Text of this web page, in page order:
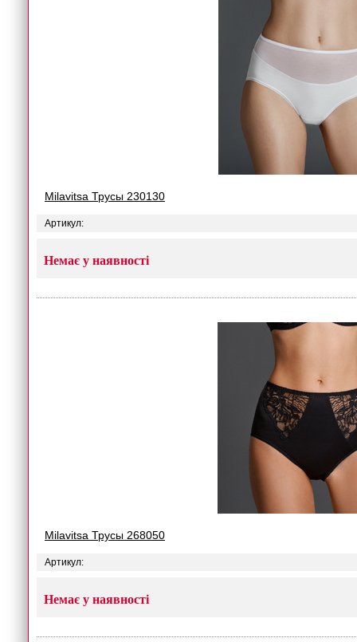
Milavitsa Трусы 230130
Артикул:
Немає у наявності
Milavitsa Трусы 268050
Артикул:
Немає у наявності